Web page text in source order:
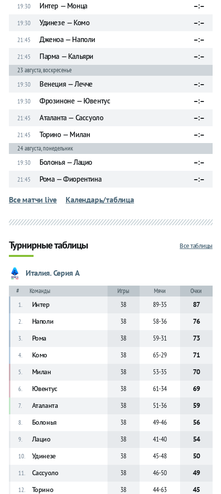
19:30
Интер — Монца –:–
19:30 Удинезе — Комо –:–
21:45 Дженоа — Наполи –:–
21:45 Парма — Кальяри –:–
23 августа, воскресенье
19:30
Венеция — Лечче –:–
19:30 Фрозиноне — Ювентус –:–
21:45 Аталанта — Сассуоло –:–
21:45 Торино — Милан –:–
24 августа, понедельник
19:30
Болонья — Лацио –:–
21:45 Рома — Фиорентина –:–
Все матчи live Календарь/таблица
Все таблицы
Турнирные таблицы
Италия. Серия А
# Команды Игры Мячи
Очки
1.
Интер 38 89-35 87
2. Наполи 38 58-36 76
3. Рома 38 59-31 73
4. Комо 38 65-29 71
5. Милан 38 53-35 70
6. Ювентус 38 61-34 69
7. Аталанта 38 51-36 59
8. Болонья 38 49-46 56
9. Лацио 38 41-40 54
10. Удинезе 38 45-48 50
11. Сассуоло 38 46-50 49
12. Торино 38 44-63 45
Прогнозы
на спорт
Букмекеры
Хоккей
Теннис
Бои
Прочие
Игры